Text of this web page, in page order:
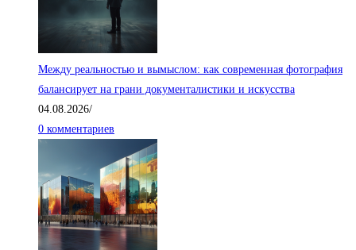
Между реальностью и вымыслом: как современная фотография
балансирует на грани документалистики и искусства
04.08.2026/
0 комментариев